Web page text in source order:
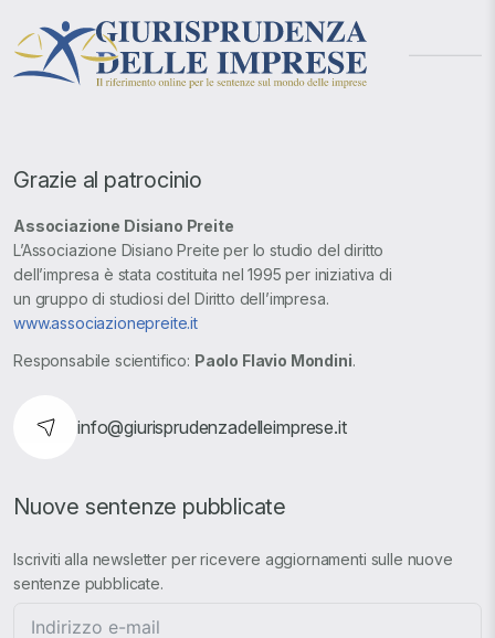
Grazie al patrocinio
Associazione Disiano Preite
L’Associazione Disiano Preite per lo studio del diritto
dell’impresa è stata costituita nel 1995 per iniziativa di
un gruppo di studiosi del Diritto dell’impresa.
www.associazionepreite.it
Responsabile scientifico: Paolo Flavio Mondini.
info@giurisprudenzadelleimprese.it
Nuove sentenze pubblicate
Iscriviti alla newsletter per ricevere aggiornamenti sulle nuove
sentenze pubblicate.